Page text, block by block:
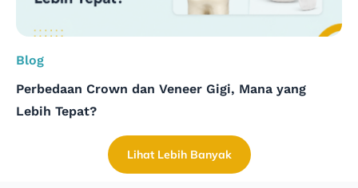
Lihat Lebih Banyak
Blog
Perbedaan Crown dan Veneer Gigi, Mana yang
Lebih Tepat?